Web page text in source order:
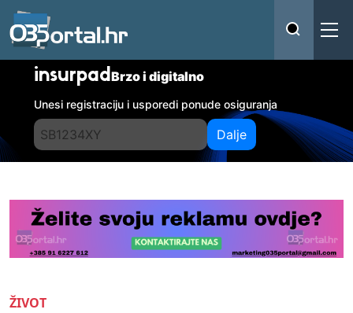
insurpadBrzo i digitalno
Unesi registraciju i usporedi ponude osiguranja
Dalje
ŽIVOT